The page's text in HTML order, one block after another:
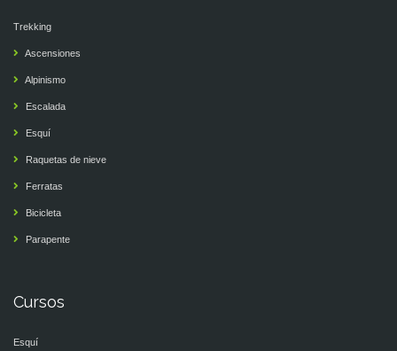
Trekking
Ascensiones
Alpinismo
Escalada
Esquí
Raquetas de nieve
Ferratas
Bicicleta
Parapente
Cursos
Esquí